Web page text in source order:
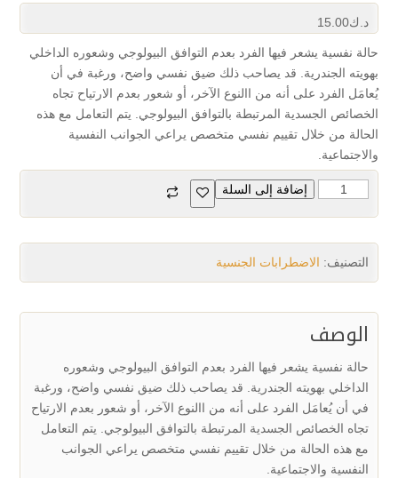
د.ك15.00
حالة نفسية يشعر فيها الفرد بعدم التوافق البيولوجي وشعوره الداخلي
بهويته الجندرية. قد يصاحب ذلك ضيق نفسي واضح، ورغبة في أن
يُعامَل الفرد على أنه من االنوع الآخر، أو شعور بعدم الارتياح تجاه
الخصائص الجسدية المرتبطة بالتوافق البيولوجي. يتم التعامل مع هذه
الحالة من خلال تقييم نفسي متخصص يراعي الجوانب النفسية
والاجتماعية.
إضافة إلى السلة
التصنيف: الاضطرابات الجنسية
الوصف
حالة نفسية يشعر فيها الفرد بعدم التوافق البيولوجي وشعوره
الداخلي بهويته الجندرية. قد يصاحب ذلك ضيق نفسي واضح، ورغبة
في أن يُعامَل الفرد على أنه من االنوع الآخر، أو شعور بعدم الارتياح
تجاه الخصائص الجسدية المرتبطة بالتوافق البيولوجي. يتم التعامل
مع هذه الحالة من خلال تقييم نفسي متخصص يراعي الجوانب
النفسية والاجتماعية.